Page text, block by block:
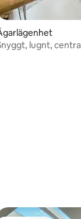
betyg,
lugnt,